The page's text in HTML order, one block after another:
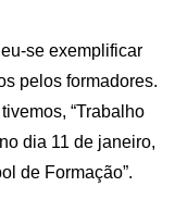
se exemplificar
pelos formadores.
“Trabalho
dia 11 de janeiro,
de Formação”.